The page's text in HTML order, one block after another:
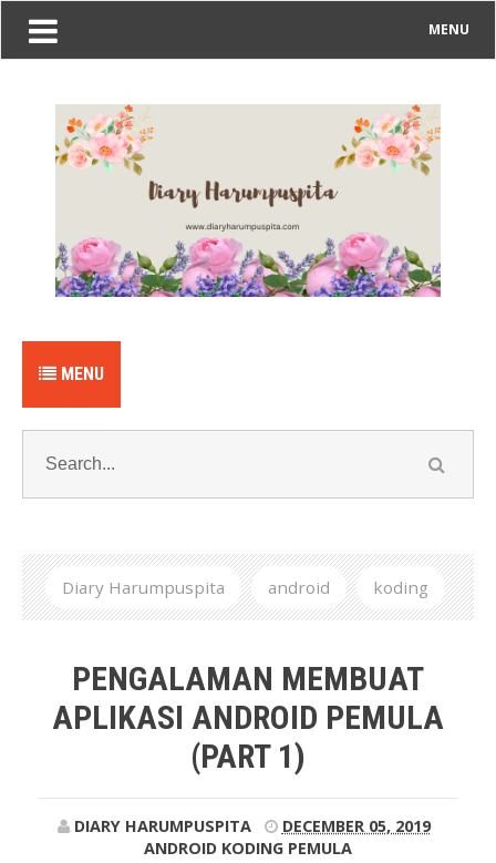
MENU
MENU
Diary Harumpuspita android koding
PENGALAMAN MEMBUAT
APLIKASI ANDROID PEMULA
(PART 1)
DIARY HARUMPUSPITA
DECEMBER 05, 2019
ANDROID KODING PEMULA